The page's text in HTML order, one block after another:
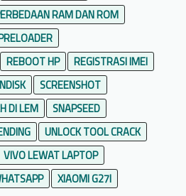
RAM DAN ROM
REBOOT HP
REGISTRASI IMEI
SCREENSHOT
DI LEM
SNAPSEED
UNLOCK TOOL CRACK
VIVO LEWAT LAPTOP
XIAOMI G27I